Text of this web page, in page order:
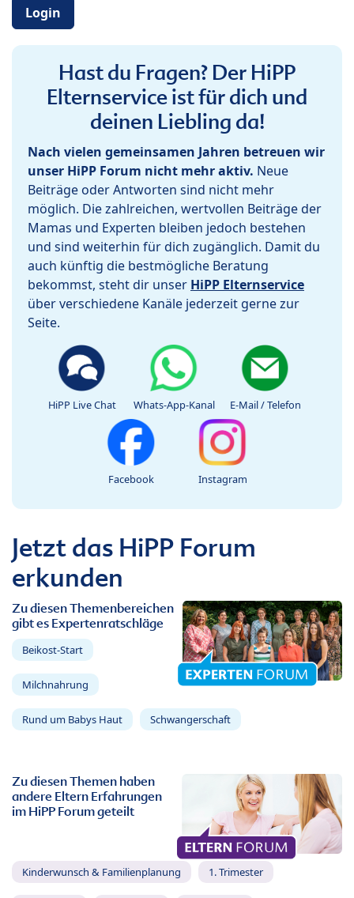
Login
Hast du Fragen? Der HiPP
Elternservice ist für dich und
deinen Liebling da!
Nach vielen gemeinsamen Jahren betreuen wir
unser HiPP Forum nicht mehr aktiv. Neue
Beiträge oder Antworten sind nicht mehr
möglich. Die zahlreichen, wertvollen Beiträge der
Mamas und Experten bleiben jedoch bestehen
und sind weiterhin für dich zugänglich. Damit du
auch künftig die bestmögliche Beratung
bekommst, steht dir unser HiPP Elternservice
über verschiedene Kanäle jederzeit gerne zur
Seite.
HiPP Live Chat Whats-App-Kanal E-Mail / Telefon
Facebook Instagram
Jetzt das HiPP Forum
erkunden
Zu diesen Themenbereichen
gibt es Expertenratschläge
Beikost-Start
Milchnahrung
Rund um Babys Haut Schwangerschaft
Zu diesen Themen haben
andere Eltern Erfahrungen
im HiPP Forum geteilt
Kinderwunsch & Familienplanung 1. Trimester